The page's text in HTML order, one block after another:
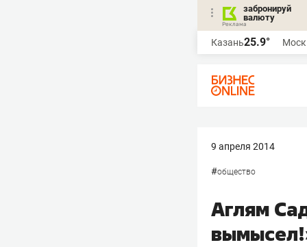
забронируй
валюту
Казань25.9°
9 апреля 2014
#общество
Аглям